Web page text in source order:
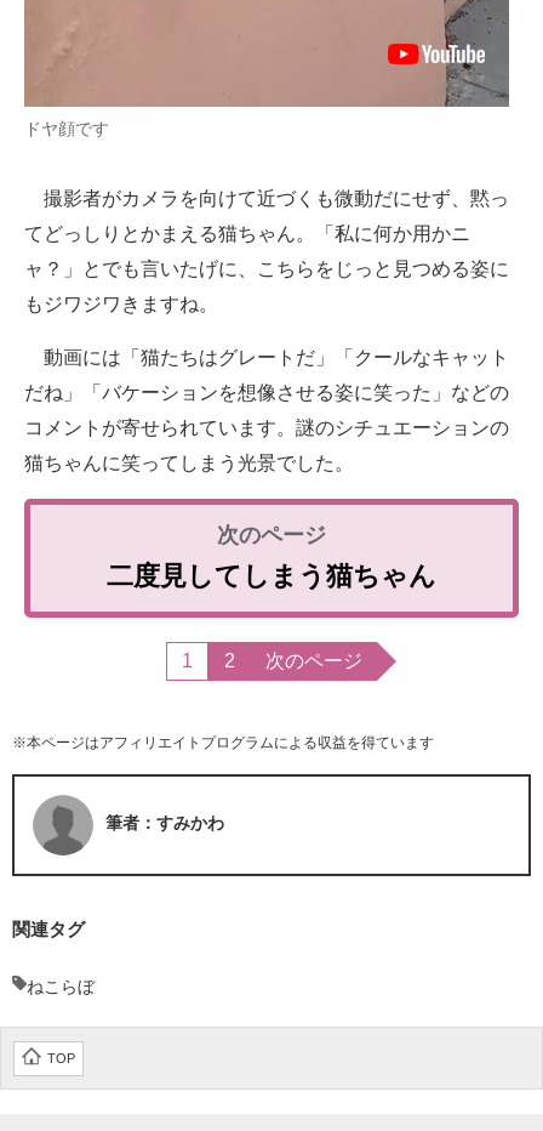
ドヤ顔です
撮影者がカメラを向けて近づくも微動だにせず、黙っ
てどっしりとかまえる猫ちゃん。「私に何か用かニ
ャ？」とでも言いたげに、こちらをじっと見つめる姿に
もジワジワきますね。
動画には「猫たちはグレートだ」「クールなキャット
だね」「バケーションを想像させる姿に笑った」などの
コメントが寄せられています。謎のシチュエーションの
猫ちゃんに笑ってしまう光景でした。
二度見してしまう猫ちゃん
1 2 次のページ
※本ページはアフィリエイトプログラムによる収益を得ています
筆者：すみかわ
関連タグ
ねこらぼ
TOP